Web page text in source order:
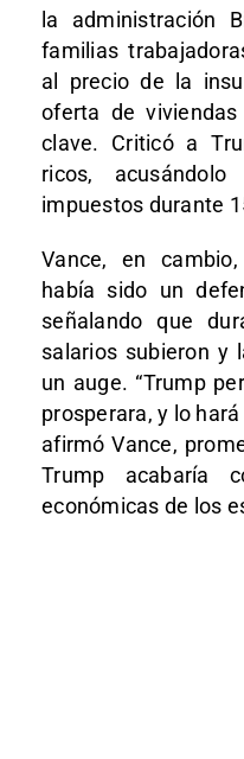
la administración
familias
al precio de la
oferta de
clave. Criticó a
ricos,
impuestos durante
Vance, en
había sido un
señalando que
salarios subieron y
un auge. “Trump
prosperara, y lo
afirmó Vance,
Trump acabaría
económicas de los